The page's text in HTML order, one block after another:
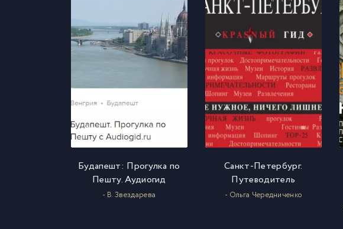
Будапешт: Прогулка по
Пешту. Аудиогид
- В. Звездарева
Санкт-Петербург.
Путеводитель
- Ольга Чередниченко